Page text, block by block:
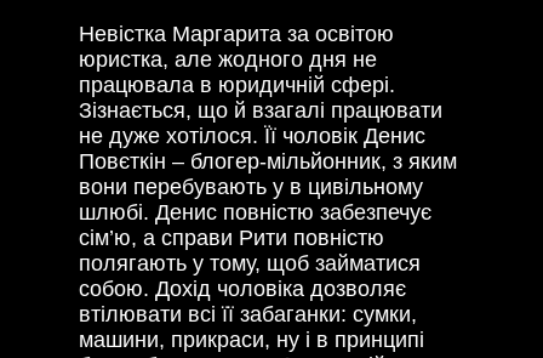
Невістка Маргарита за освітою
юристка, але жодного дня не
працювала в юридичній сфері.
Зізнається, що й взагалі працювати
не дуже хотілося. Її чоловік Денис
Повєткін – блогер-мільйонник, з яким
вони перебувають у в цивільному
шлюбі. Денис повністю забезпечує
сім’ю, а справи Рити повністю
полягають у тому, щоб займатися
собою. Дохід чоловіка дозволяє
втілювати всі її забаганки: сумки,
машини, прикраси, ну і в принципі